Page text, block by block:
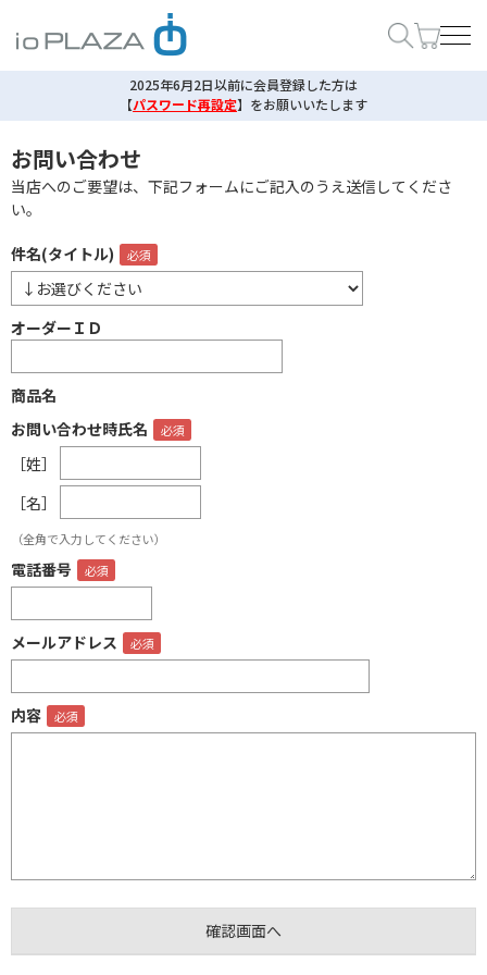
2025年6月2日以前に会員登録した方は
【パスワード再設定】 をお願いいたします
お問い合わせ
当店へのご要望は、下記フォームにご記入のうえ送信してくださ
い。
件名(タイトル)
オーダーＩＤ
商品名
お問い合わせ時氏名
［姓］
［名］
（全角で入力してください）
電話番号
メールアドレス
内容